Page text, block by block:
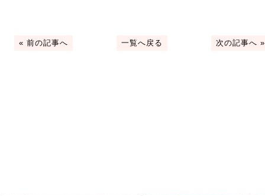
«前の記事へ 一覧へ戻る 次の記事へ »